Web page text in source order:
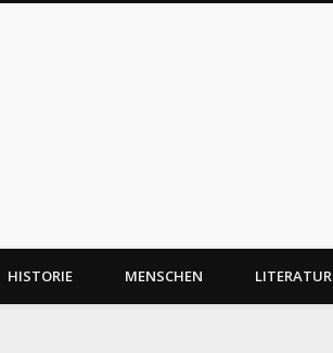
HISTORIE MENSCHEN LITERATUR